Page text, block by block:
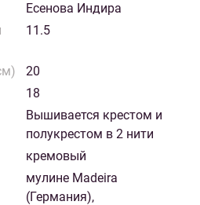
Есенова Индира
11.5
20
18
Вышивается крестом и
полукрестом в 2 нити
кремовый
мулине Madeira
(Германия),